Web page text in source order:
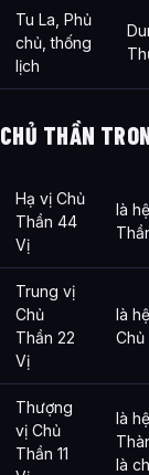
Tu La, Phủ
chủ, thống
lịch
CHỦ THẦN
Hạ vị Chủ
Thần 44
Vị
là
Trung vị
Chủ
Thần 22
Vị
là
Chủ
Thượng
vị Chủ
Thần 11
là
là